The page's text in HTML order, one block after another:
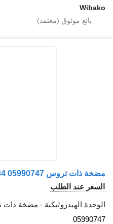
Wibako
السعر عند الطلب
الوحدة الهيدروليكية - مضخة
05990747